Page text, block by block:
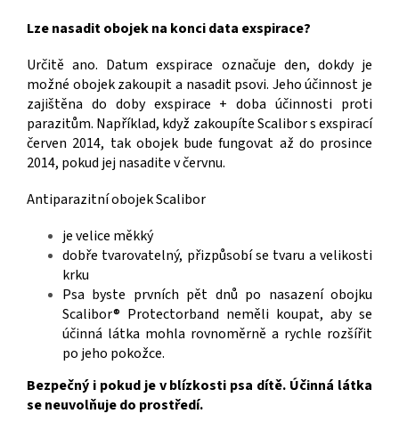
Lze nasadit obojek na konci data exspirace?
Určitě ano. Datum exspirace označuje den, dokdy je
možné obojek zakoupit a nasadit psovi. Jeho účinnost je
zajištěna do doby exspirace + doba účinnosti proti
parazitům. Například, když zakoupíte Scalibor s exspirací
červen 2014, tak obojek bude fungovat až do prosince
2014, pokud jej nasadite v červnu.
Antiparazitní obojek Scalibor
je velice měkký
dobře tvarovatelný, přizpůsobí se tvaru a velikosti
krku
Psa byste prvních pět dnů po nasazení obojku
Scalibor® Protectorband neměli koupat, aby se
účinná látka mohla rovnoměrně a rychle rozšířit
po jeho pokožce.
Bezpečný i pokud je v blízkosti psa dítě. Účinná látka
se neuvolňuje do prostředí.